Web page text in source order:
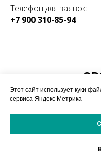
Этот сайт использует куки
сервиса Яндекс Метрика
Телефон для заявок:
+7 900 310-85-94
Политика